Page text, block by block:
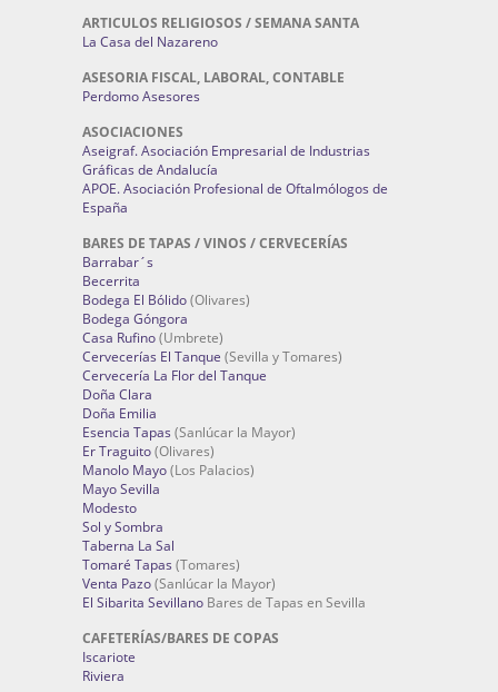
ARTICULOS RELIGIOSOS / SEMANA SANTA
La Casa del Nazareno
ASESORIA FISCAL, LABORAL, CONTABLE
Perdomo Asesores
ASOCIACIONES
Aseigraf. Asociación Empresarial de Industrias
Gráficas de Andalucía
APOE. Asociación Profesional de Oftalmólogos de
España
BARES DE TAPAS / VINOS / CERVECERÍAS
Barrabar´s
Becerrita
Bodega El Bólido(Olivares)
Bodega Góngora
Casa Rufino(Umbrete)
Cervecerías El Tanque (Sevilla y Tomares)
Cervecería La Flor del Tanque
Doña Clara
Doña Emilia
Esencia Tapas (Sanlúcar la Mayor)
Er Traguito(Olivares)
Manolo Mayo(Los Palacios)
Mayo Sevilla
Modesto
Sol y Sombra
Taberna La Sal
Tomaré Tapas (Tomares)
Venta Pazo(Sanlúcar la Mayor)
El Sibarita Sevillano Bares de Tapas en Sevilla
CAFETERÍAS/BARES DE COPAS
Iscariote
Riviera